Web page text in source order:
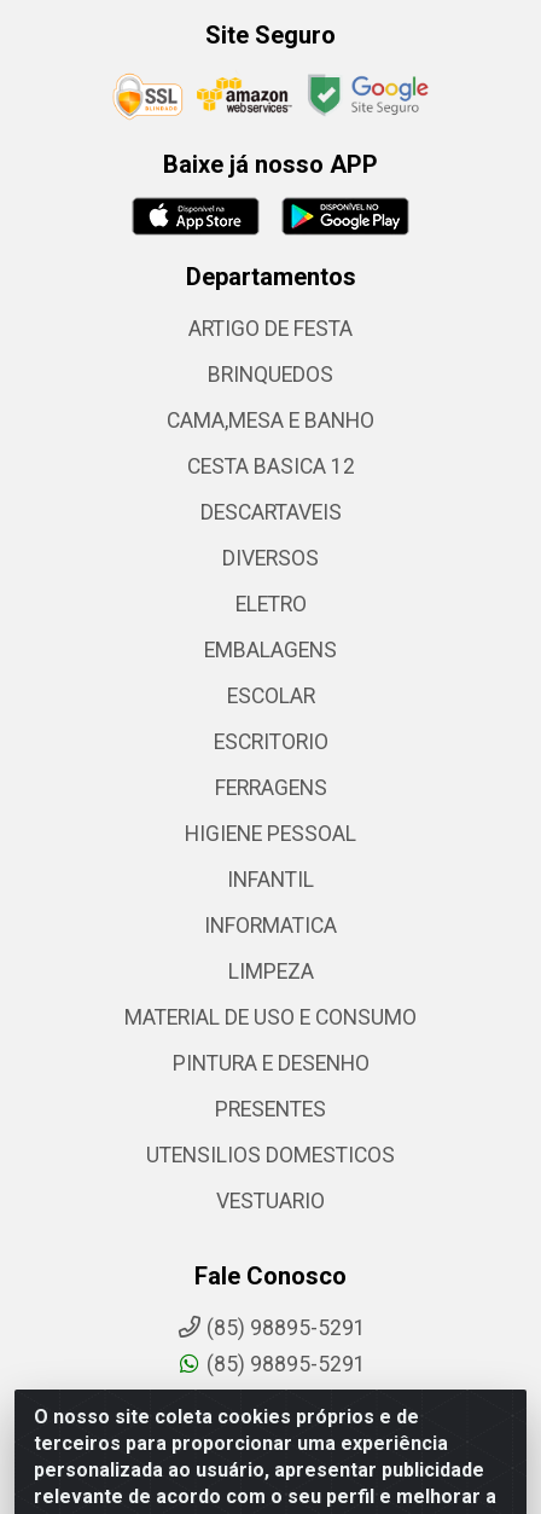
O nosso site coleta cookies próprios e de
terceiros para proporcionar uma experiência
personalizada ao usuário, apresentar publicidade
relevante de acordo com o seu perfil e melhorar a
Site Seguro
Baixe já nosso APP
Departamentos
ARTIGO DE FESTA
BRINQUEDOS
CAMA,MESA E BANHO
CESTA BASICA 12
DESCARTAVEIS
DIVERSOS
ELETRO
EMBALAGENS
ESCOLAR
ESCRITORIO
FERRAGENS
HIGIENE PESSOAL
INFANTIL
INFORMATICA
LIMPEZA
MATERIAL DE USO E CONSUMO
PINTURA E DESENHO
PRESENTES
UTENSILIOS DOMESTICOS
VESTUARIO
Fale Conosco
(85) 98895-5291
(85) 98895-5291
Fale Conosco
Instagram